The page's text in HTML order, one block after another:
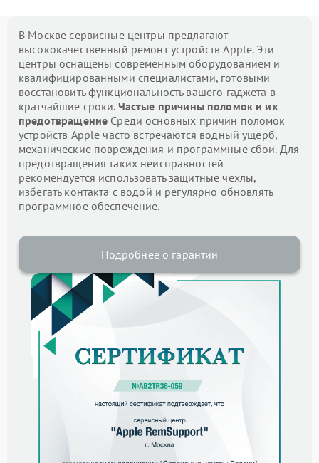
В Москве сервисные центры предлагают
высококачественный ремонт устройств Apple. Эти
центры оснащены современным оборудованием и
квалифицированными специалистами, готовыми
восстановить функциональность вашего гаджета в
кратчайшие сроки. Частые причины поломок и их
предотвращение Среди основных причин поломок
устройств Apple часто встречаются водный ущерб,
механические повреждения и программные сбои. Для
предотвращения таких неисправностей
рекомендуется использовать защитные чехлы,
избегать контакта с водой и регулярно обновлять
программное обеспечение.
Подробнее о гарантии